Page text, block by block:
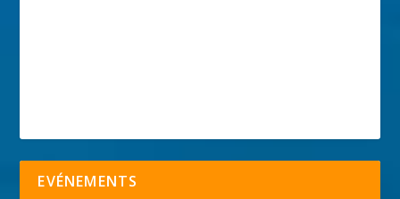
EVÉNEMENTS